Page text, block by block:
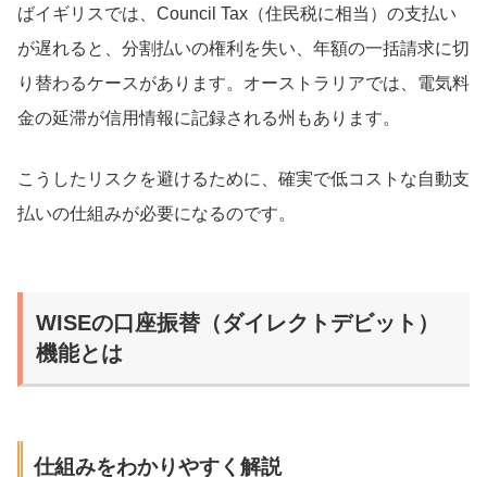
ばイギリスでは、Council Tax（住民税に相当）の支払い
が遅れると、分割払いの権利を失い、年額の一括請求に切
り替わるケースがあります。オーストラリアでは、電気料
金の延滞が信用情報に記録される州もあります。
こうしたリスクを避けるために、確実で低コストな自動支
払いの仕組みが必要になるのです。
WISEの口座振替（ダイレクトデビット）
機能とは
仕組みをわかりやすく解説